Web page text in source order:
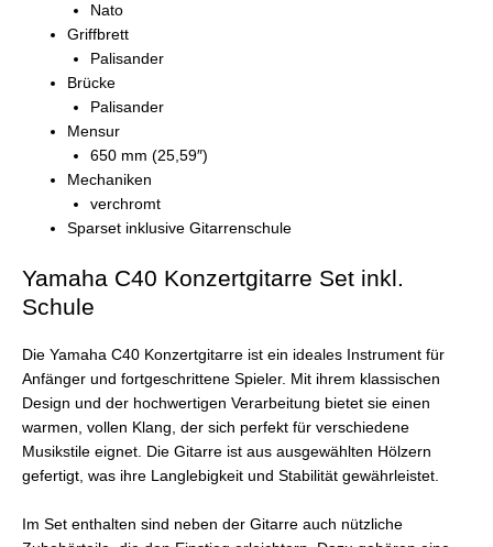
Nato
Griffbrett
Palisander
Brücke
Palisander
Mensur
650 mm (25,59″)
Mechaniken
verchromt
Sparset inklusive Gitarrenschule
Yamaha C40 Konzertgitarre Set inkl.
Schule
Die Yamaha C40 Konzertgitarre ist ein ideales Instrument für
Anfänger und fortgeschrittene Spieler. Mit ihrem klassischen
Design und der hochwertigen Verarbeitung bietet sie einen
warmen, vollen Klang, der sich perfekt für verschiedene
Musikstile eignet. Die Gitarre ist aus ausgewählten Hölzern
gefertigt, was ihre Langlebigkeit und Stabilität gewährleistet.
Im Set enthalten sind neben der Gitarre auch nützliche